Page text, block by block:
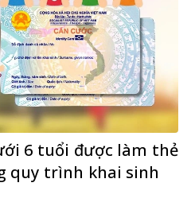
6 tuổi được làm thẻ
quy trình khai sinh